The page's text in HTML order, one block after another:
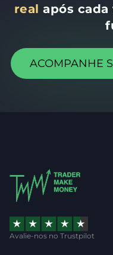
real após
ACOMPANHE
Avalie-nos no Trustpilot